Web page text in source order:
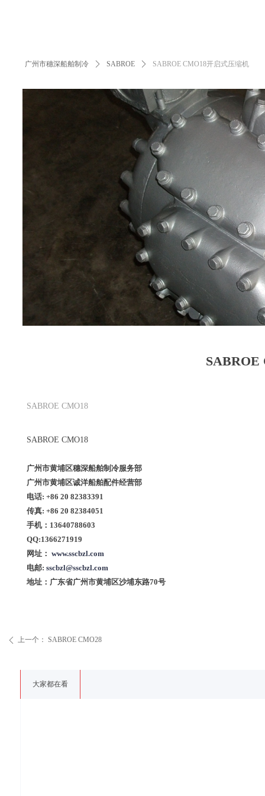
广州市穗深船舶制冷 ꄲ SABROE ꄲ SABROE CMO18开启式压缩机
SABROE
SABROE CMO18
大家都在看
ꄴ 上一个： SABROE CMO28
SABROE CMO18
广州市黄埔区穗深船舶制冷服务部
广州市黄埔区诚洋船舶配件经营部
电话: +86 20 82383391
传真: +86 20 82384051
手机：13640788603
QQ:1366271919
网址： www.sscbzl.com
电邮: sscbzl@sscbzl.com
地址：广东省广州市黄埔区沙埔东路70号